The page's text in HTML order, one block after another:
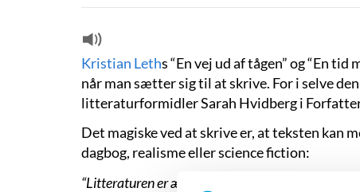
Kristian Leths “En vej ud af tågen” og “En
når man sætter sig til at skrive. For i selve
litteraturformidler Sarah Hvidberg i
Det magiske ved at skrive er, at teksten kan
dagbog, realisme eller science fiction:
“Litteraturen er ærlig, når den handler om noget